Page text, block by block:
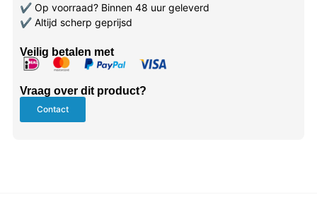
✔Op voorraad? Binnen 48 uur geleverd
✔Altijd scherp geprijsd
Veilig betalen met
Vraag over dit product?
Contact